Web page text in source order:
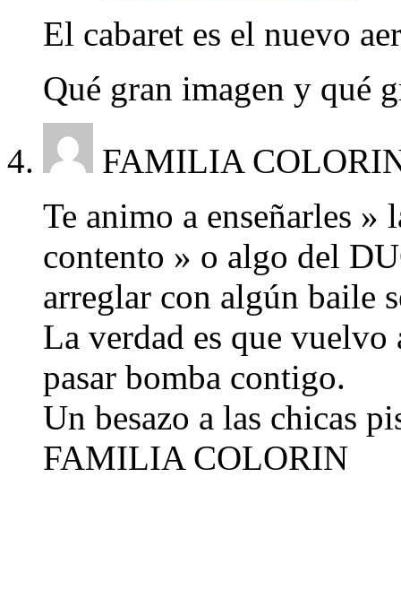
El cabaret es el nuevo
Qué gran imagen y qué
FAMILIA
Te animo a enseñarles »
contento » o algo del
arreglar con algún baile
La verdad es que vuelvo
pasar bomba contigo.
Un besazo a las chicas
FAMILIA COLORIN